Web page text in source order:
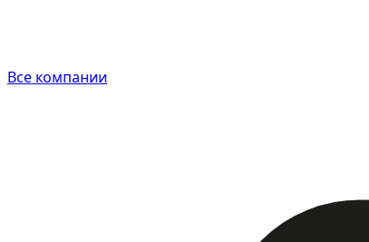
Все компании